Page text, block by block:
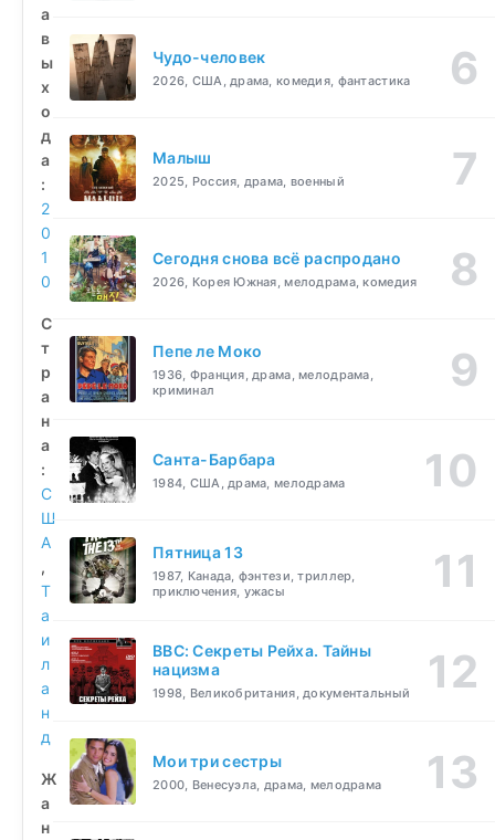
а
в
ы
х
о
д
а
:
2
0
1
0
С
т
р
а
н
а
:
С
Ш
А
,
Т
а
и
л
а
н
д
Ж
а
н
Чудо-человек
2026, США, драма, комедия, фантастика
Малыш
2025, Россия, драма, военный
Сегодня снова всё распродано
2026, Корея Южная, мелодрама, комедия
Пепе ле Моко
1936, Франция, драма, мелодрама,
криминал
Санта-Барбара
1984, США, драма, мелодрама
Пятница 13
1987, Канада, фэнтези, триллер,
приключения, ужасы
BBC: Секреты Рейха. Тайны
нацизма
1998, Великобритания, документальный
Мои три сестры
2000, Венесуэла, драма, мелодрама